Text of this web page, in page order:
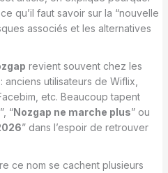
qu’il faut savoir sur la “nouvelle
associés et les alternatives
revient souvent chez les
utilisateurs de Wiflix,
etc. Beaucoup tapent
”, “Nozgap ne marche plus” ou
” dans l’espoir de retrouver
ce nom se cachent plusieurs